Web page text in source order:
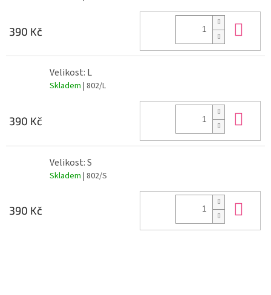
390 Kč
Velikost: L
Skladem | 802/L
390 Kč
Velikost: S
Skladem | 802/S
390 Kč